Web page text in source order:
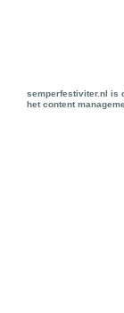
semperfestiviter.nl is
het content